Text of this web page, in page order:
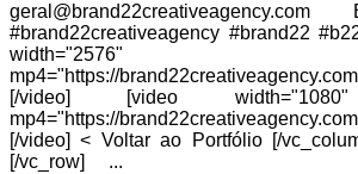
#brand22creativeagency #brand22
width="2576"
mp4="https://
[/video] [video width="1080"
mp4="https://
[/video] < Voltar ao Portfólio [/
[/vc_row] ...